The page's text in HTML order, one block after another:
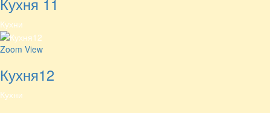
Кухни
Zoom View
Кухня12
Кухни